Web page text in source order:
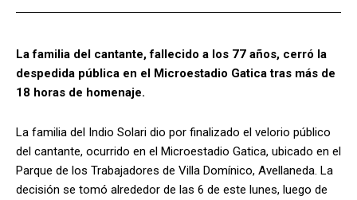
La familia del cantante, fallecido a los 77 años, cerró la
despedida pública en el Microestadio Gatica tras más de
18 horas de homenaje.
La familia del Indio Solari dio por finalizado el velorio público
del cantante, ocurrido en el Microestadio Gatica, ubicado en el
Parque de los Trabajadores de Villa Domínico, Avellaneda. La
decisión se tomó alrededor de las 6 de este lunes, luego de